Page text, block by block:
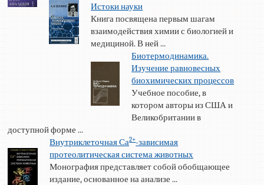
Истоки науки
Книга посвящена первым шагам
взаимодействия химии с биологией и
медициной. В ней ...
Биотермодинамика.
Изучение равновесных
биохимических процессов
Учебное пособие, в
котором авторы из США и
Великобритании в
доступной форме ...
Внутриклеточная Са2+-зависимая
протеолитическая система животных
Монография представляет собой обобщающее
издание, основанное на анализе ...